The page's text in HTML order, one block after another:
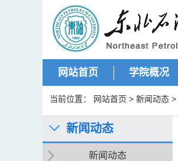
网站首页 学院概况
当前位置： 网站首页 > 新闻动态 >
新闻动态
新闻动态